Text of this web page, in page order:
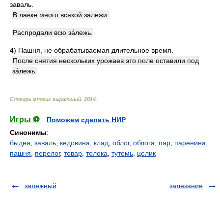
заваль.
В лавке много всякой залежи.
Распродали всю за́лежь.
4) Пашня, не обрабатываемая длительное время.
После снятия нескольких урожаев это поле оставили под
за́лежь.
Словарь многих выражений 2014
Игры ⚽
Поможем сделать НИР
Синонимы:
быдня заваль кедовина клад облог, облога пар паренина
пашня
перелог, товар толока тутемь целик
залежный залезание